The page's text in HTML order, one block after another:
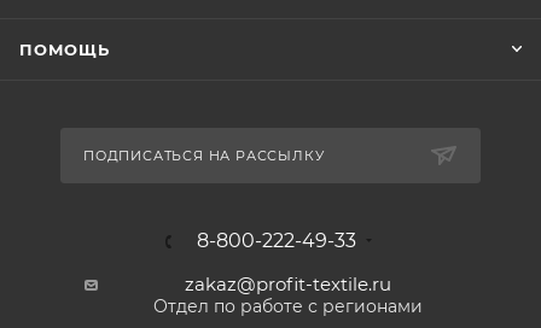
ПОМОЩЬ
ПОДПИСАТЬСЯ НА РАССЫЛКУ
8-800-222-49-33
zakaz@profit-textile.ru
Отдел по работе с регионами